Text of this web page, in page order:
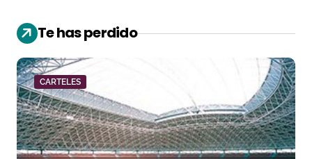
Te has perdido
CARTELES